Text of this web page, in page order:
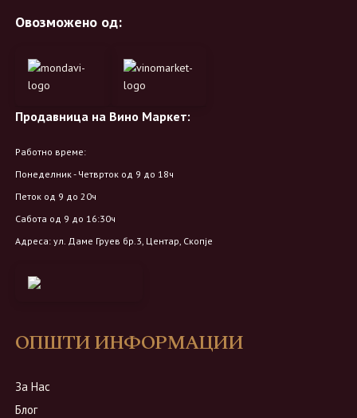
Овозможено од:
Продавница на Вино Маркет:
Работно време:
Понеделник - Четврток од 9 до 18ч
Петок од 9 до 20ч
Сабота од 9 до 16:30ч
Адреса: ул. Даме Груев бр.3, Центар, Скопје
ОПШТИ ИНФОРМАЦИИ
За Нас
Блог